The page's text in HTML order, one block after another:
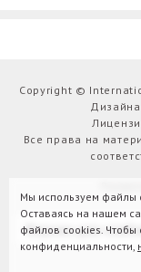
Copyright ©
Все права на
Версия для
Мы используем файлы
Оставаясь на нашем
файлов cookies. Чтобы
конфиденциальности,